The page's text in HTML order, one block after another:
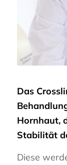
Das
Hornhaut,
Stabilität
Diese